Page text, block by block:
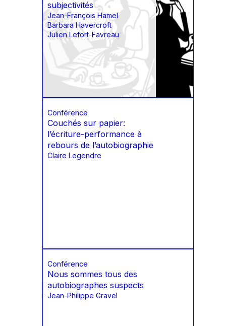
subjectivités
Jean-François Hamel
Barbara Havercroft
Julien Lefort-Favreau
Conférence
Couchés sur papier:
l’écriture-performance à
rebours de l’autobiographie
Claire Legendre
Conférence
Nous sommes tous des
autobiographes suspects
Jean-Philippe Gravel